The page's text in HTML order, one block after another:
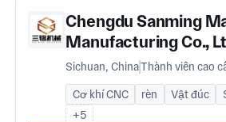
Chengdu Sanming
Manufacturing Co.,
Sichuan, ChinaThành viên cao
Cơ khí CNC rèn Vật đúc
+5